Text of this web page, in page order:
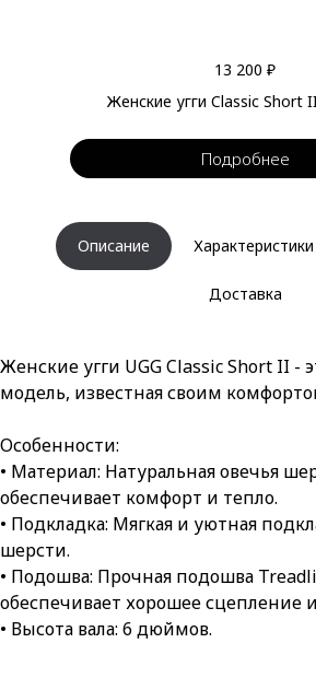
13 200 ₽
Женские угги Classic Short
Подробнее
Описание Характеристики
Доставка
Женские угги UGG Classic Short II -
модель, известная своим
Особенности:
• Материал: Натуральная овечья
обеспечивает комфорт и тепло.
• Подкладка: Мягкая и уютная
шерсти.
• Подошва: Прочная подошва
обеспечивает хорошее сцепление
• Высота вала: 6 дюймов.